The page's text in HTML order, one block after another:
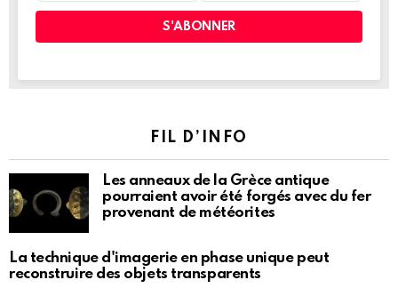
FIL D’INFO
Les anneaux de la Grèce antique
pourraient avoir été forgés avec du fer
provenant de météorites
La technique d'imagerie en phase unique peut
reconstruire des objets transparents